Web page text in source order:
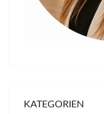
KATEGORIEN